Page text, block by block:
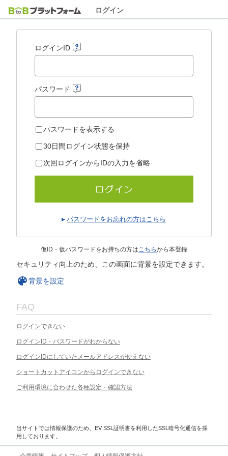
ログイン
ログインID
パスワード
パスワードを表示する
30日間ログイン状態を保持
次回ログインからIDの入力を省略
パスワードをお忘れの方はこちら
仮ID・仮パスワードをお持ちの方はこちらから本登録
セキュリティ向上のため、この画面に背景を設定できます。
背景を設定
FAQ
ログインできない
ログインID・パスワードがわからない
ログインIDにしていたメールアドレスが使えない
ショートカットアイコンからログインできない
ご利用環境に合わせた各種設定・確認方法
当サイトでは情報保護のため、EV SSL証明書を利用したSSL暗号化通信を採
用しております。